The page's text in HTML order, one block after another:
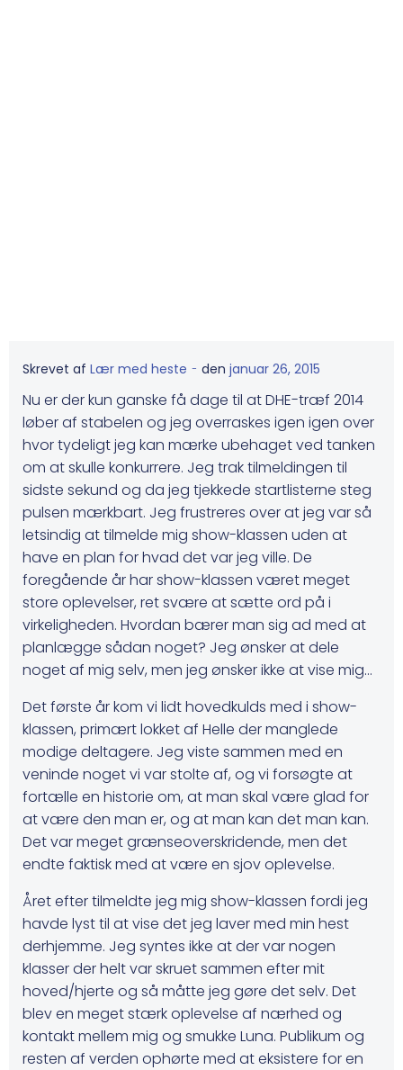
Skrevet af Lær med heste - den januar 26, 2015
Nu er der kun ganske få dage til at DHE-træf 2014
løber af stabelen og jeg overraskes igen igen over
hvor tydeligt jeg kan mærke ubehaget ved tanken
om at skulle konkurrere. Jeg trak tilmeldingen til
sidste sekund og da jeg tjekkede startlisterne steg
pulsen mærkbart. Jeg frustreres over at jeg var så
letsindig at tilmelde mig show-klassen uden at
have en plan for hvad det var jeg ville. De
foregående år har show-klassen været meget
store oplevelser, ret svære at sætte ord på i
virkeligheden. Hvordan bærer man sig ad med at
planlægge sådan noget? Jeg ønsker at dele
noget af mig selv, men jeg ønsker ikke at vise mig…
Det første år kom vi lidt hovedkulds med i show-
klassen, primært lokket af Helle der manglede
modige deltagere. Jeg viste sammen med en
veninde noget vi var stolte af, og vi forsøgte at
fortælle en historie om, at man skal være glad for
at være den man er, og at man kan det man kan.
Det var meget grænseoverskridende, men det
endte faktisk med at være en sjov oplevelse.
Året efter tilmeldte jeg mig show-klassen fordi jeg
havde lyst til at vise det jeg laver med min hest
derhjemme. Jeg syntes ikke at der var nogen
klasser der helt var skruet sammen efter mit
hoved/hjerte og så måtte jeg gøre det selv. Det
blev en meget stærk oplevelse af nærhed og
kontakt mellem mig og smukke Luna. Publikum og
resten af verden ophørte med at eksistere for en